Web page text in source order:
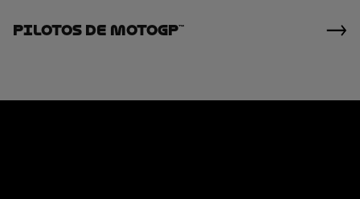
Pilotos De MotoGP™